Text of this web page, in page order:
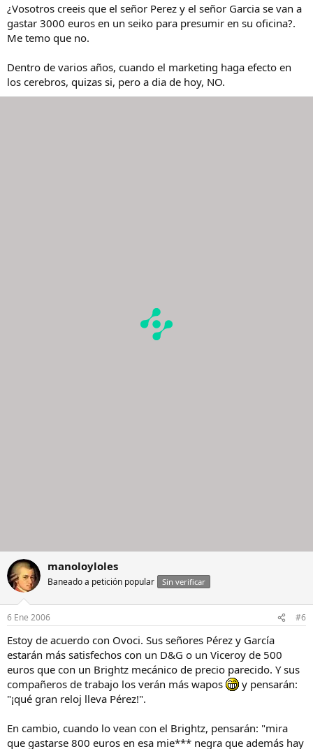
¿Vosotros creeis que el señor Perez y el señor Garcia se van a
gastar 3000 euros en un seiko para presumir en su oficina?.
Me temo que no.
Dentro de varios años, cuando el marketing haga efecto en
los cerebros, quizas si, pero a dia de hoy, NO.
manoloyloles
Baneado a petición popular Sin verificar
6 Ene 2006 #6
Estoy de acuerdo con Ovoci. Sus señores Pérez y García
estarán más satisfechos con un D&G o un Viceroy de 500
euros que con un Brightz mecánico de precio parecido. Y sus
compañeros de trabajo los verán más wapos
y pensarán:
"¡qué gran reloj lleva Pérez!".
En cambio, cuando lo vean con el Brightz, pensarán: "mira
que gastarse 800 euros en esa mie*** negra que además hay